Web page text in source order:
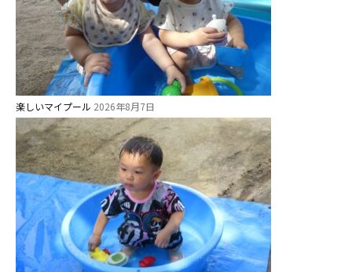
楽しいマイプール 2026年8月7日